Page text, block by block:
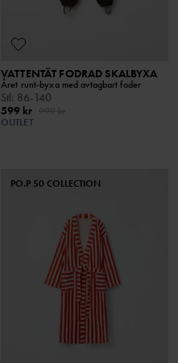
VATTENTÄT FODRAD SKALBYXA
Året runt-byxa med avtagbart foder
Stl: 86-140
599 kr
OUTLET
PO.P 50 COLLECTION